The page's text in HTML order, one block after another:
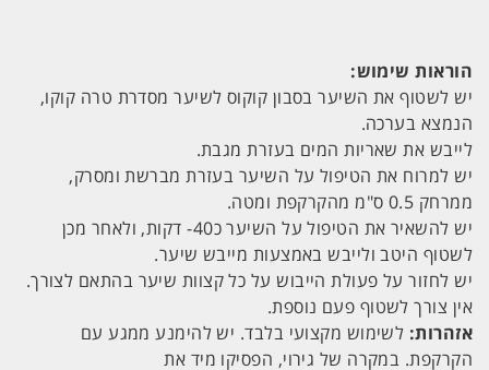
הוראות שימוש:
יש לשטוף את השיער בסבון קוקוס לשיער מסדרת טרה קוקו,
הנמצא בערכה.
לייבש את שאריות המים בעזרת מגבת.
יש למרוח את הטיפול על השיער בעזרת מברשת ומסרק,
ממרחק 0.5 ס"מ מהקרקפת ומטה.
יש להשאיר את הטיפול על השיער כ40- דקות, ולאחר מכן
לשטוף היטב ולייבש באמצעות מייבש שיער.
יש לחזור על פעולת הייבוש על כל קצוות שיער בהתאם לצורך.
אין צורך לשטוף פעם נוספת.
אזהרות: לשימוש מקצועי בלבד. יש להימנע ממגע עם
הקרקפת. במקרה של גירוי, הפסיקו מיד את